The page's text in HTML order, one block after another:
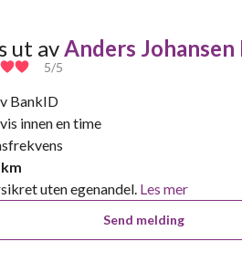
ut av Anders Johansen
5/5
BankID
innen en time
uten egenandel. Les mer
Send melding